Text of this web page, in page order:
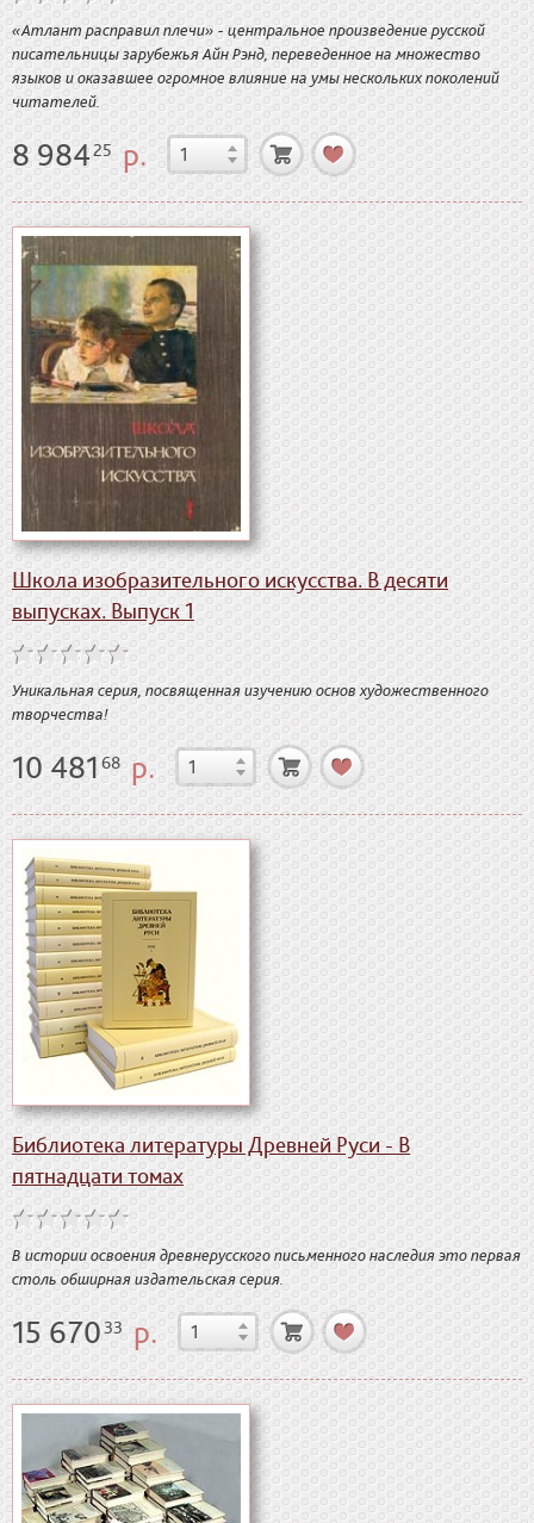
«Атлант расправил плечи» - центральное произведение русской
писательницы зарубежья Айн Рэнд, переведенное на множество
языков и оказавшее огромное влияние на умы нескольких поколений
читателей.
8 98425 р.
Школа изобразительного искусства. В десяти
выпусках. Выпуск 1
Уникальная серия, посвященная изучению основ художественного
творчества!
10 48168р.
Библиотека литературы Древней Руси - В
пятнадцати томах
В истории освоения древнерусского письменного наследия это первая
столь обширная издательская серия.
15 67033 р.